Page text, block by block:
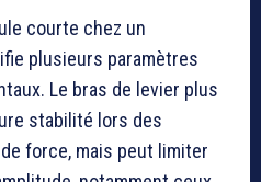
courte chez un
plusieurs paramètres
Le bras de levier plus
stabilité lors des
force, mais peut limiter